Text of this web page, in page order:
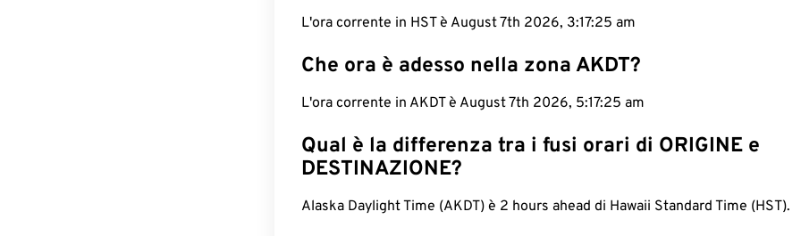
L'ora corrente in HST è August 7th 2026, 3:17:26 am
Che ora è adesso nella zona AKDT?
L'ora corrente in AKDT è August 7th 2026, 5:17:26 am
Qual è la differenza tra i fusi orari di ORIGINE e
DESTINAZIONE?
Alaska Daylight Time (AKDT) è 2 hours ahead di Hawaii Standard Time (HST).